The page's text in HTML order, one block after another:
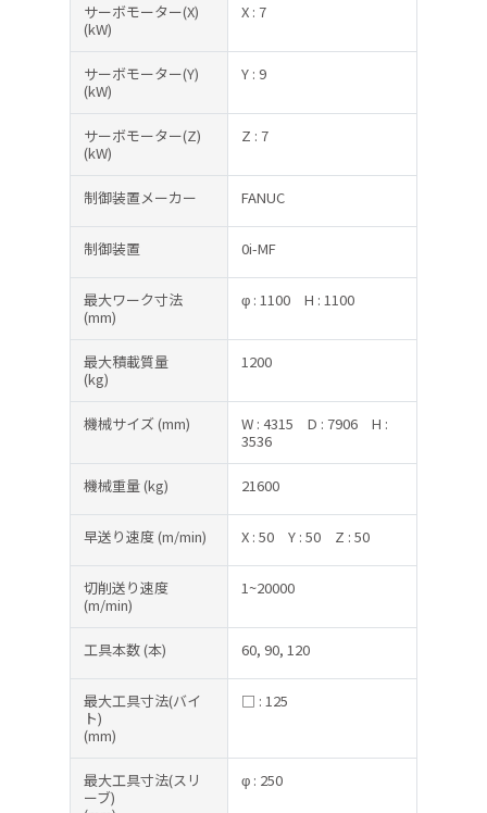
サーボモーター(X)
(kW)
X : 7
サーボモーター(Y)
(kW)
Y : 9
サーボモーター(Z)
(kW)
Z : 7
制御装置メーカー FANUC
制御装置 0i-MF
最大ワーク寸法
(mm)
φ : 1100 H : 1100
最大積載質量
(kg)
1200
機械サイズ(mm) W : 4315 D : 7906
H :
3536
機械重量(kg) 21600
早送り速度(m/min) X : 50 Y : 50 Z : 50
切削送り速度
(m/min)
1~20000
工具本数(本) 60, 90, 120
最大工具寸法(バイ
ト)
(mm)
□ : 125
最大工具寸法(スリ
ーブ)
φ : 250